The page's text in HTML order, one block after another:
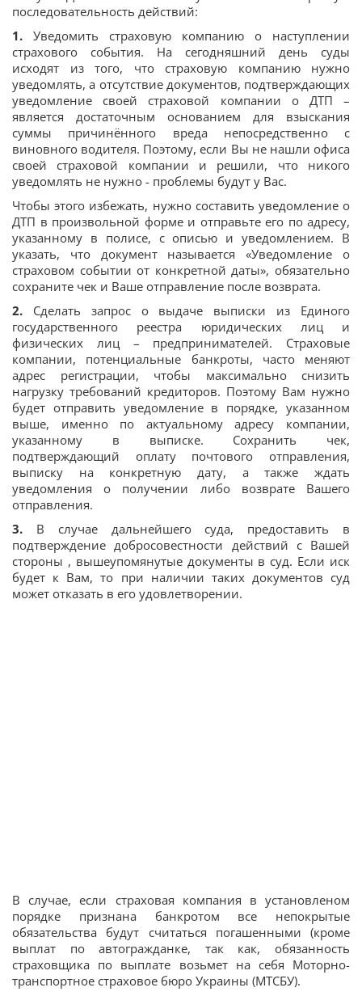
последовательность действий:
1. Уведомить страховую компанию о наступлении
страхового события. На сегодняшний день суды
исходят из того, что страховую компанию нужно
уведомлять, а отсутствие документов, подтверждающих
уведомление своей страховой компании о ДТП –
является достаточным основанием для взыскания
суммы причинённого вреда непосредственно с
виновного водителя. Поэтому, если Вы не нашли офиса
своей страховой компании и решили, что никого
уведомлять не нужно - проблемы будут у Вас.
Чтобы этого избежать, нужно составить уведомление о
ДТП в произвольной форме и отправьте его по адресу,
указанному в полисе, с описью и уведомлением. В
указать, что документ называется «Уведомление о
страховом событии от конкретной даты», обязательно
сохраните чек и Ваше отправление после возврата.
2. Сделать запрос о выдаче выписки из Единого
государственного реестра юридических лиц и
физических лиц – предпринимателей. Страховые
компании, потенциальные банкроты, часто меняют
адрес регистрации, чтобы максимально снизить
нагрузку требований кредиторов. Поэтому Вам нужно
будет отправить уведомление в порядке, указанном
выше, именно по актуальному адресу компании,
указанному в выписке. Сохранить чек,
подтверждающий оплату почтового отправления,
выписку на конкретную дату, а также ждать
уведомления о получении либо возврате Вашего
отправления.
3. В случае дальнейшего суда, предоставить в
подтверждение добросовестности действий с Вашей
стороны , вышеупомянутые документы в суд. Если иск
будет к Вам, то при наличии таких документов суд
может отказать в его удовлетворении.
В случае, если страховая компания в установленом
порядке признана банкротом все непокрытые
обязательства будут считаться погашенными (кроме
выплат по автогражданке, так как, обязанность
страховщика по выплате возьмет на себя Моторно-
транспортное страховое бюро Украины (МТСБУ).